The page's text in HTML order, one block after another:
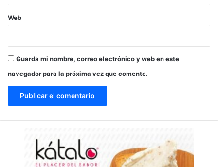
Web
Guarda mi nombre, correo electrónico y web en este
navegador para la próxima vez que comente.